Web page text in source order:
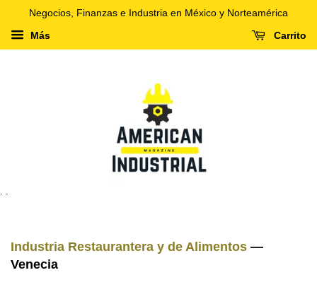
Negocios, Finanzas e Industria en México y Norteamérica
Más Carrito
. .
Industria Restaurantera y de Alimentos —
Venecia